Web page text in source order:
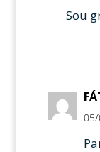
Sou